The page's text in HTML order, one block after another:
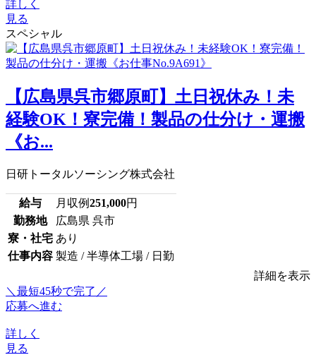
詳しく
見る
スペシャル
【広島県呉市郷原町】土日祝休み！未
経験OK！寮完備！製品の仕分け・運搬
《お...
日研トータルソーシング株式会社
給与 月収例251,000円
勤務地
広島県 呉市
寮・社宅 あり
仕事内容 製造 / 半導体工場 / 日勤
詳細を表示
＼最短45秒で完了／
応募へ進む
詳しく
見る